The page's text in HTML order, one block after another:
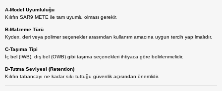
A-Model Uyumluluğu
Kılıfın SAR9 METE ile tam uyumlu olması gerekir.
B-Malzeme Türü
Kydex, deri veya polimer seçenekler arasından kullanım amacına uygun tercih yapılmalıdır.
C-Taşıma Tipi
İç bel (IWB), dış bel (OWB) gibi taşıma seçenekleri ihtiyaca göre belirlenmelidir.
D-Tutma Seviyesi (Retention)
Kılıfın tabancayı ne kadar sıkı tuttuğu güvenlik açısından önemlidir.